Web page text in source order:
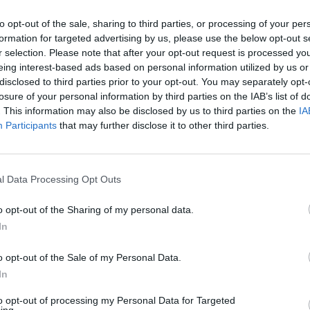
opt-out of the sale, sharing to third parties, or processing of your
for targeted advertising by us, please use the below opt-out
selection. Please note that after your opt-out request is processed
interest-based ads based on personal information utilized by us
to third parties prior to your opt-out. You may separately
of your personal information by third parties on the IAB’s list of
This information may also be disclosed by us to third parties on the
Participants that may further disclose it to other third parties.
Data Processing Opt Outs
opt-out of the Sharing of my personal data.
opt-out of the Sale of my Personal Data.
opt-out of processing my Personal Data for Targeted
le conseil scientifique. 5 millions de Français sont
vaccin contre la Covid. Qui est concerné ? Est-ce
PRÉOCCUPANT»
un «contexte épidémiologique qui reste
». C’est ce qu’a expliqué mercredi 20 juillet le
rappel vaccinal , n’estpas
1.3k
4
de